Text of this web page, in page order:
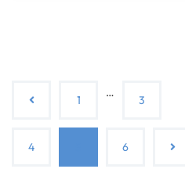
1
…
3
4 6